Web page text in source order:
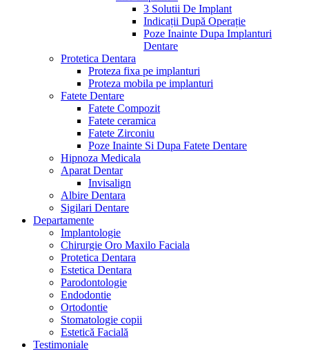
3 Solutii De Implant
Indicații După Operație
Poze Inainte Dupa Implanturi
Dentare
Protetica Dentara
Proteza fixa pe implanturi
Proteza mobila pe implanturi
Fatete Dentare
Fatete Compozit
Fatete ceramica
Fatete Zirconiu
Poze Inainte Si Dupa Fatete Dentare
Hipnoza Medicala
Aparat Dentar
Invisalign
Albire Dentara
Sigilari Dentare
Departamente
Implantologie
Chirurgie Oro Maxilo Faciala
Protetica Dentara
Estetica Dentara
Parodontologie
Endodontie
Ortodontie
Stomatologie copii
Estetică Facială
Testimoniale